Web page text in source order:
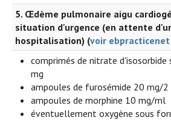
5. Œdème pulmonaire aigu
situation d'urgence (en attente
hospitalisation) (voir ebpracticenet
comprimés de nitrate d'isosorbide
mg
ampoules de furosémide 20 mg/
ampoules de morphine 10 mg/ml
éventuellement oxygène sous